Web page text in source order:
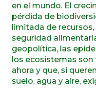
en el mundo. El
pérdida de
limitada de
seguridad
geopolítica, las
los ecosistemas
ahora y que, si
suelo, agua y aire,